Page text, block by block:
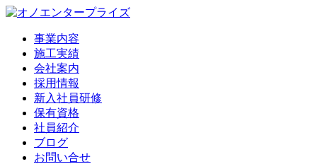
事業内容
施工実績
会社案内
採用情報
新入社員研修
保有資格
社員紹介
ブログ
お問い合せ